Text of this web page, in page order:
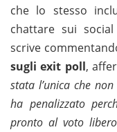
che lo stesso
chattare sui
scrive
sugli exit poll,
stata l’unica che
ha penalizzato
pronto al voto